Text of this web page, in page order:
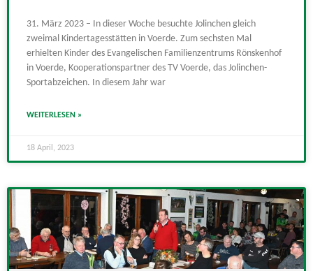
31. März 2023 – In dieser Woche besuchte Jolinchen gleich
zweimal Kindertagesstätten in Voerde. Zum sechsten Mal
erhielten Kinder des Evangelischen Familienzentrums Rönskenhof
in Voerde, Kooperationspartner des TV Voerde, das Jolinchen-
Sportabzeichen. In diesem Jahr war
WEITERLESEN »
18 April, 2023